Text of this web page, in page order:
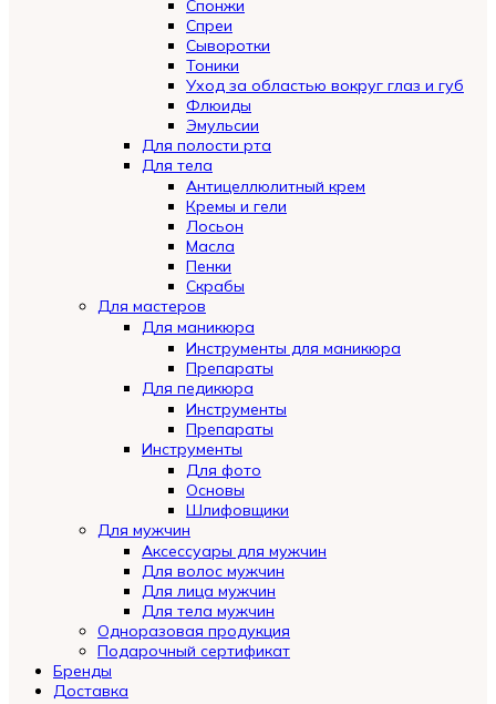
Спонжи
Спреи
Сыворотки
Тоники
Уход за областью вокруг глаз и губ
Флюиды
Эмульсии
Для полости рта
Для тела
Антицеллюлитный крем
Кремы и гели
Лосьон
Масла
Пенки
Скрабы
Для мастеров
Для маникюра
Инструменты для маникюра
Препараты
Для педикюра
Инструменты
Препараты
Инструменты
Для фото
Основы
Шлифовщики
Для мужчин
Аксессуары для мужчин
Для волос мужчин
Для лица мужчин
Для тела мужчин
Одноразовая продукция
Подарочный сертификат
Automatically
Hierarchic
Бренды
Доставка